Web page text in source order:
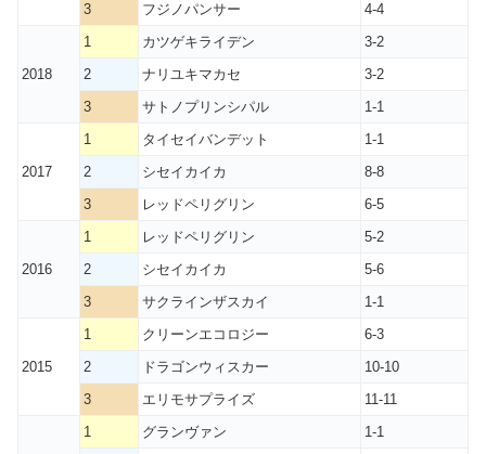
3 フジノパンサー 4-4
2018
1 カツゲキライデン
3-2
2
ナリユキマカセ
3-2
3
サトノプリンシパル 1-1
2017
1 タイセイバンデット
1-1
2
シセイカイカ
8-8
3
レッドペリグリン 6-5
2016
1 レッドペリグリン
5-2
2
シセイカイカ
5-6
3
サクラインザスカイ 1-1
2015
1 クリーンエコロジー
6-3
2
ドラゴンウィスカー
10-10
3
エリモサプライズ 11-11
1 グランヴァン
1-1